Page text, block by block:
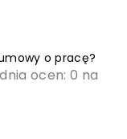
o pracę?
ocen: 0 na